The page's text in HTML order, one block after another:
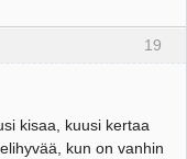
19
kisaa, kuusi kertaa
kun on vanhin